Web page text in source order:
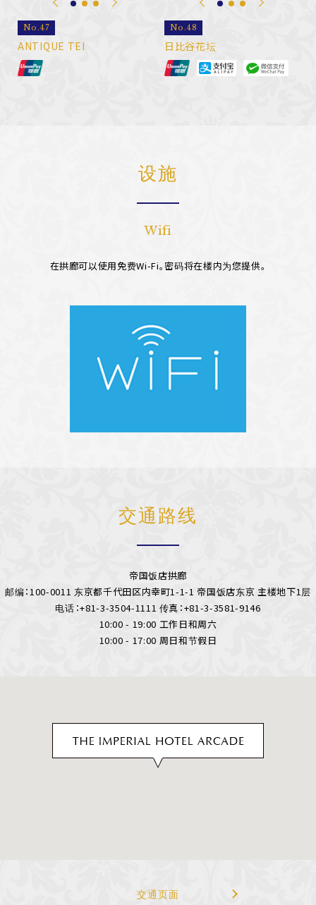
No.47
ANTIQUE TEI
No.48
日比谷花坛
设施
Wifi
在拱廊可以使用免费Wi-Fi。密码将在楼内为您提供。
交通路线
帝国饭店拱廊
邮编：100-0011 东京都千代田区内幸町1-1-1 帝国饭店东京 主楼地下1层
电话：+81-3-3504-1111 传真：+81-3-3581-9146
10:00 - 19:00 工作日和周六
10:00 - 17:00 周日和节假日
交通页面